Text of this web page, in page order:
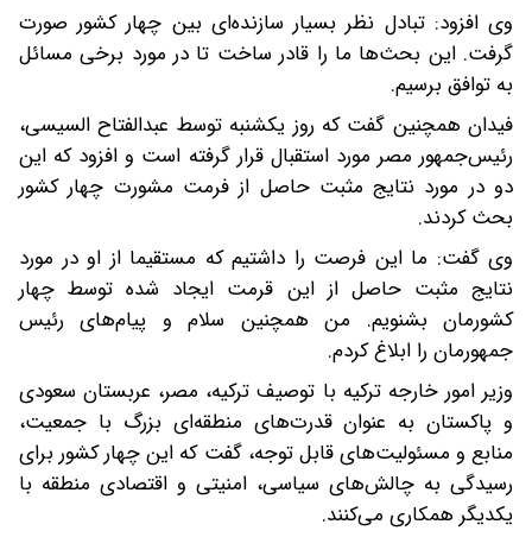
وی افزود: تبادل نظر بسیار سازنده‌ای بین چهار کشور صورت
گرفت. این بحث‌ها ما را قادر ساخت تا در مورد برخی مسائل
به توافق برسیم.
فیدان همچنین گفت که روز یکشنبه توسط عبدالفتاح السیسی،
رئیس‌جمهور مصر مورد استقبال قرار گرفته است و افزود که این
دو در مورد نتایج مثبت حاصل از فرمت مشورت چهار کشور
بحث کردند.
وی گفت: ما این فرصت را داشتیم که مستقیما از او در مورد
نتایج مثبت حاصل از این قرمت ایجاد شده توسط چهار
کشورمان بشنویم. من همچنین سلام و پیام‌های رئیس
جمهورمان را ابلاغ کردم.
وزیر امور خارجه ترکیه با توصیف ترکیه، مصر، عربستان سعودی
و پاکستان به عنوان قدرت‌های منطقه‌ای بزرگ با جمعیت،
منابع و مسئولیت‌های قابل توجه، گفت که این چهار کشور برای
رسیدگی به چالش‌های سیاسی، امنیتی و اقتصادی منطقه با
یکدیگر همکاری می‌کنند.